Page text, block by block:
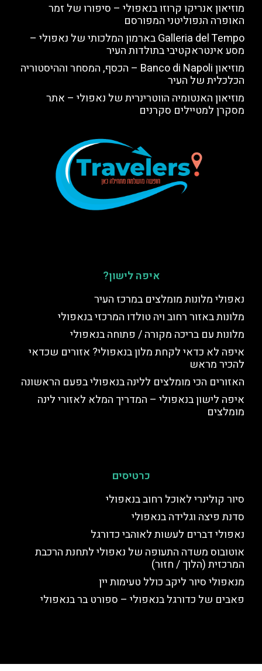
מוזיאון אנריקו קרוזו בנאפולי – סיפורו של זמר
האופרה הנפוליטני המפורסם
Galleria del Tempo בארמון המלכותי של נאפולי –
מסע אינטראקטיבי בתולדות העיר
מוזיאון Banco di Napoli – הכסף, המסחר וההיסטוריה
הכלכלית של העיר
מוזיאון האנטומיה הווטרינרית של נאפולי – אתר
מסקרן למטיילים סקרנים
איפה לישון?
נאפולי מלונות מומלצים במרכז העיר
מלונות באזור רחוב ויה טולדו המרכזי בנאפולי
מלונות עם בריכה מקורה / פתוחה בנאפולי
איפה לא כדאי לקחת מלון בנאפולי? אזורים שכדאי
להכיר מראש
האזורים הכי מומלצים ללינה בנאפולי בפעם הראשונה
איפה לישון בנאפולי – המדריך המלא לאזורי לינה
מומלצים
כרטיסים
סיור קולינרי לאוכל רחוב בנאפולי
סדנת פיצה וגלידה בנאפולי
נאפולי דברים לעשות לאוהבי כדורגל
אוטובוס משדה התעופה של נאפולי לתחנת הרכבת
המרכזית (הלוך / חזור)
מנאפולי סיור ליקב כולל טעימות יין
פאבים של כדורגל בנאפולי – ספורט בר בנאפולי